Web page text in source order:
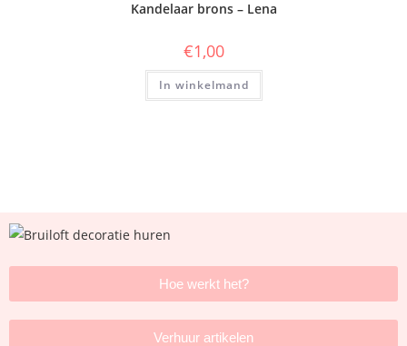
Kandelaar brons – Lena
€1,00
In winkelmand
Hoe werkt het?
Verhuur artikelen